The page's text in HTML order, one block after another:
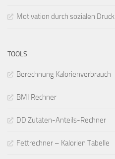
Motivation durch sozialen Druck
TOOLS
Berechnung Kalorienverbrauch
BMI Rechner
DD Zutaten-Anteils-Rechner
Fettrechner – Kalorien Tabelle